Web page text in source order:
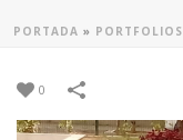
PORTADA » PORTFOLIOS
0